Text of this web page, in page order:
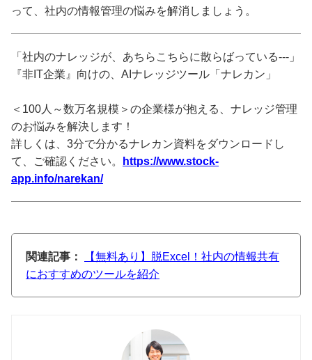
って、社内の情報管理の悩みを解消しましょう。
「社内のナレッジが、あちらこちらに散らばっている---」
『非IT企業』向けの、AIナレッジツール「ナレカン」
＜100人～数万名規模＞の企業様が抱える、ナレッジ管理
のお悩みを解決します！
詳しくは、3分で分かるナレカン資料をダウンロードし
て、ご確認ください。
https://www.stock-
app.info/narekan/
関連記事：
【無料あり】脱Excel！社内の情報共有
におすすめのツールを紹介